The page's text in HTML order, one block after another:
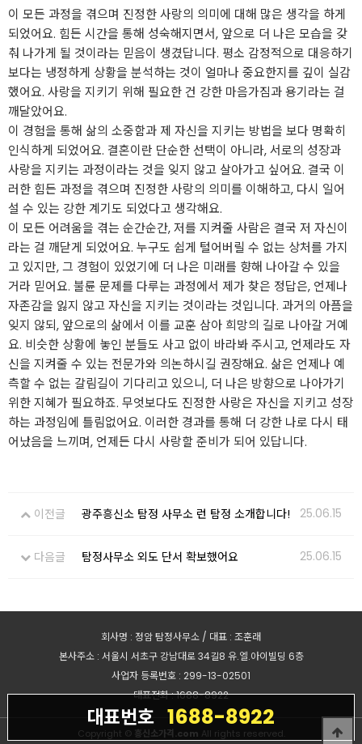
이 모든 과정을 겪으며 진정한 사랑의 의미에 대해 많은 생각을 하게
되었어요. 힘든 시간을 통해 성숙해지면서, 앞으로 더 나은 모습을 갖
춰 나가게 될 것이라는 믿음이 생겼답니다. 평소 감정적으로 대응하기
보다는 냉정하게 상황을 분석하는 것이 얼마나 중요한지를 깊이 실감
했어요. 사랑을 지키기 위해 필요한 건 강한 마음가짐과 용기라는 걸
깨달았어요.
이 경험을 통해 삶의 소중함과 제 자신을 지키는 방법을 보다 명확히
인식하게 되었어요. 결혼이란 단순한 선택이 아니라, 서로의 성장과
사랑을 지키는 과정이라는 것을 잊지 않고 살아가고 싶어요. 결국 이
러한 힘든 과정을 겪으며 진정한 사랑의 의미를 이해하고, 다시 일어
설 수 있는 강한 계기도 되었다고 생각해요.
이 모든 어려움을 겪는 순간순간, 저를 지켜줄 사람은 결국 저 자신이
라는 걸 깨닫게 되었어요. 누구도 쉽게 털어버릴 수 없는 상처를 가지
고 있지만, 그 경험이 있었기에 더 나은 미래를 향해 나아갈 수 있을
거라 믿어요. 불륜 문제를 다루는 과정에서 제가 찾은 정답은, 언제나
자존감을 잃지 않고 자신을 지키는 것이라는 것입니다. 과거의 아픔을
잊지 않되, 앞으로의 삶에서 이를 교훈 삼아 희망의 길로 나아갈 거예
요. 비슷한 상황에 놓인 분들도 사고 없이 바라봐 주시고, 언제라도 자
신을 지켜줄 수 있는 전문가와 의논하시길 권장해요. 삶은 언제나 예
측할 수 없는 갈림길이 기다리고 있으니, 더 나은 방향으로 나아가기
위한 지혜가 필요하죠. 무엇보다도 진정한 사랑은 자신을 지키고 성장
하는 과정임에 틀림없어요. 이러한 경과를 통해 더 강한 나로 다시 태
어났음을 느끼며, 언제든 다시 사랑할 준비가 되어 있답니다.
이전글 광주흥신소 탐정 사무소 런 탐정 소개합니다! 25.06.15
다음글 탐정사무소 외도 단서 확보했어요 25.06.15
대표번호 1688-8922
회사명 : 정암 탐정사무소 / 대표 : 조훈래
본사주소 : 서울시 서초구 강남대로 34길8 유.엘.아이빌딩 6층
사업자 등록번호 : 299-13-02501
대표전화 : 1688-8922
Copyright © 흥신소가격.com All rights reserved.